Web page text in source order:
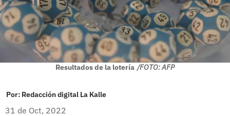
Resultados de la lotería /FOTO: AFP
Por: Redacción digital La Kalle
31 de Oct, 2022